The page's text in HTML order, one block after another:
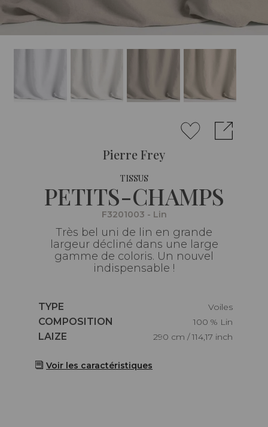
Pierre Frey
TISSUS
PETITS-CHAMPS
F3201003 - Lin
Très bel uni de lin en grande
largeur décliné dans une large
gamme de coloris. Un nouvel
indispensable !
Caractéristiques
TYPE
Voiles
Caractéristiques
COMPOSITION
100 % Lin
Caractéristiques
LAIZE 290 cm / 114,17 inch
Voir les caractéristiques